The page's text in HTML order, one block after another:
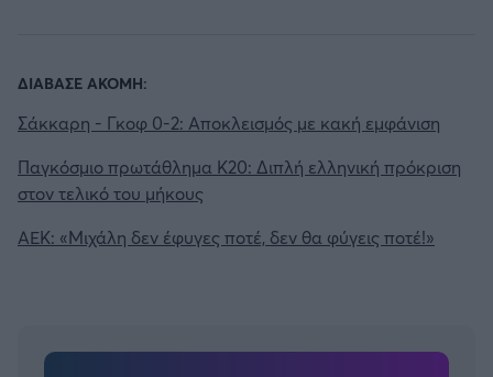
ΔΙΑΒΑΣΕ ΑΚΟΜΗ:
Σάκκαρη - Γκοφ 0-2: Αποκλεισμός με κακή εμφάνιση
Παγκόσμιο πρωτάθλημα Κ20: Διπλή ελληνική πρόκριση
στον τελικό του μήκους
ΑΕΚ: «Μιχάλη δεν έφυγες ποτέ, δεν θα φύγεις ποτέ!»